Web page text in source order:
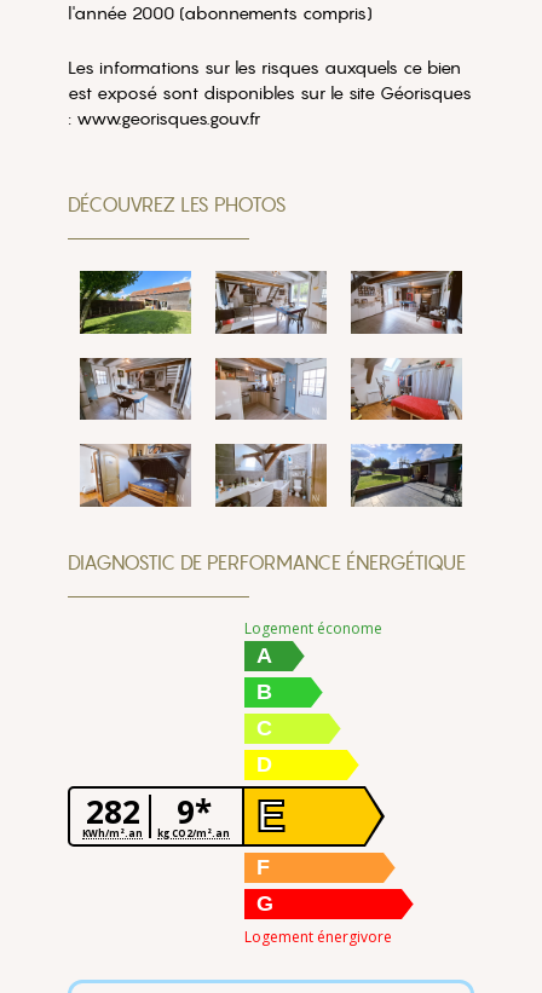
l'année 2000 (abonnements compris)
Les informations sur les risques auxquels ce bien
est exposé sont disponibles sur le site Géorisques
: www.georisques.gouv.fr
DÉCOUVREZ LES PHOTOS
DIAGNOSTIC DE PERFORMANCE ÉNERGÉTIQUE
282
KWh/m².an 9*
kg CO2/m².an
Logement économe
A
B
C
D
E
F
G
Logement énergivore